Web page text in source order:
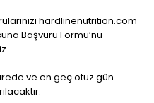
hardlinenutrition.com
Başvuru Formu’nu
ve en geç otuz gün